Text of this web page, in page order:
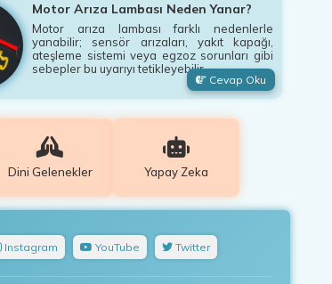
Motor Arıza Lambası Neden Yanar?
Motor arıza lambası farklı nedenlerle
yanabilir; sensör arızaları, yakıt kapağı,
ateşleme sistemi veya egzoz sorunları gibi
sebepler bu uyarıyı tetikleyebilir.
Cevap Oku
Dini Gelenekler Yapay Zeka
Instagram YouTube Twitter